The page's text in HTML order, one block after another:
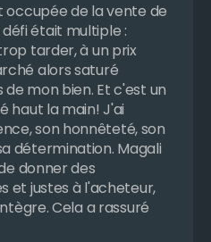
occupée de la vente de
était multiple :
tarder, à un prix
alors saturé
mon bien. Et c'est un
haut la main! J'ai
son honnêteté, son
détermination. Magali
donner des
et justes à l'acheteur,
Cela a rassuré